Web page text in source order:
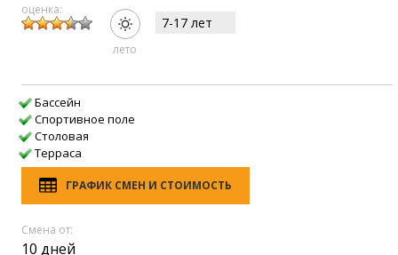
оценка:
лето
7-17 лет
Бассейн
Спортивное поле
Столовая
Терраса
ГРАФИК СМЕН И СТОИМОСТЬ
Смена от:
10 дней